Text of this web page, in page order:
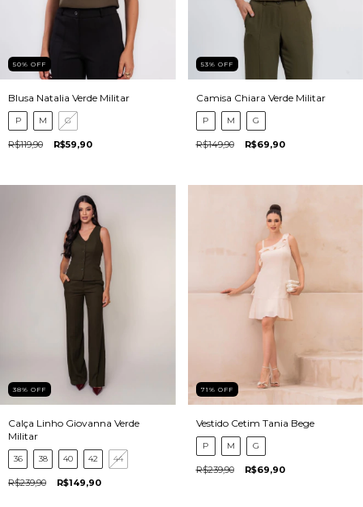
50% OFF
Blusa Natalia Verde Militar
P M G
R$119,90 R$59,90
53% OFF
Camisa Chiara Verde Militar
P M G
R$149,90 R$69,90
38% OFF
Calça Linho Giovanna Verde
Militar
36 38 40 42 44
R$239,90 R$149,90
71 % OFF
Vestido Cetim Tania Bege
P M G
R$239,90 R$69,90